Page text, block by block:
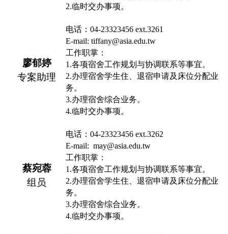
2.临时交办事项。
廖郁婷
专案助理
电话：04-23323456 ext.3261
E-mail: tiffany@asia.edu.tw
工作职掌：
1.各项宿舍工作规划与协调联系等事宜。
2.办理宿舍学生住、退宿申请及床位分配业
务。
3.办理宿舍综合业务。
4.临时交办事项。
蔡宛蓉
组员
电话：04-23323456 ext.3262
E-mail:may@asia.edu.tw
工作职掌：
1.各项宿舍工作规划与协调联系等事宜。
2.办理宿舍学生住、退宿申请及床位分配业
务。
3.办理宿舍综合业务。
4.临时交办事项。